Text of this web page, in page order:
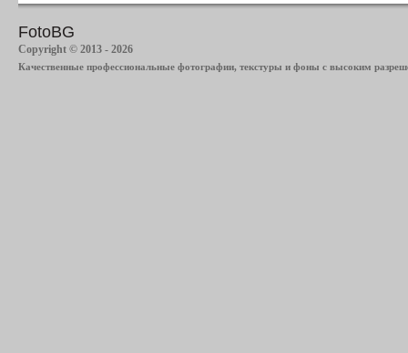
FotoBG
Copyright © 2013 - 2026
Качественные профессиональные фотографии, текстуры и фоны с высоким